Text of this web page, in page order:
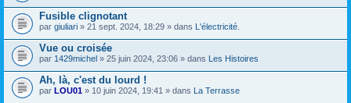
Fusible clignotant
par giuliari » 21 sept. 2024, 18:29 » dans L'électricité.
Vue ou croisée
par 1429michel » 25 juin 2024, 23:06 » dans Les Histoires
Ah, là, c'est du lourd !
par LOU01 » 10 juin 2024, 19:41 » dans La Terrasse